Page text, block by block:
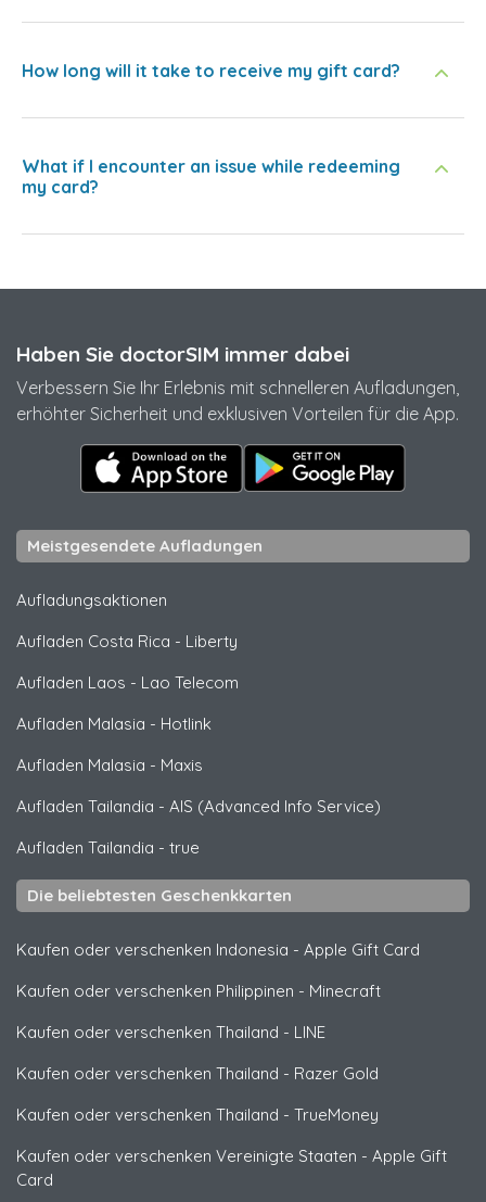
How long will it take to receive my gift card?
What if I encounter an issue while redeeming
my card?
Haben Sie doctorSIM immer dabei
Verbessern Sie Ihr Erlebnis mit schnelleren Aufladungen,
erhöhter Sicherheit und exklusiven Vorteilen für die App.
Meistgesendete Aufladungen
Aufladungsaktionen
Aufladen Costa Rica - Liberty
Aufladen Laos - Lao Telecom
Aufladen Malasia - Hotlink
Aufladen Malasia - Maxis
Aufladen Tailandia - AIS (Advanced Info Service)
Aufladen Tailandia - true
Die beliebtesten Geschenkkarten
Kaufen oder verschenken Indonesia - Apple Gift Card
Kaufen oder verschenken Philippinen - Minecraft
Kaufen oder verschenken Thailand - LINE
Kaufen oder verschenken Thailand - Razer Gold
Kaufen oder verschenken Thailand - TrueMoney
Kaufen oder verschenken Vereinigte Staaten - Apple Gift
Card